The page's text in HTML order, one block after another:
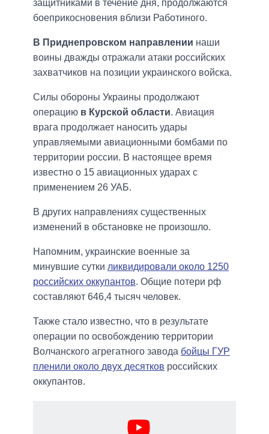
защитниками в течение дня, продолжаются
боеприкосновения вблизи Работиного.
В Приднепровском направлении наши
воины дважды отражали атаки российских
захватчиков на позиции украинского войска.
Силы обороны Украины продолжают
операцию в Курской области. Авиация
врага продолжает наносить удары
управляемыми авиационными бомбами по
территории россии. В настоящее время
известно о 15 авиационных ударах с
применением 26 УАБ.
В других направлениях существенных
изменений в обстановке не произошло.
Напомним, украинские военные за
минувшие сутки ликвидировали около 1250
российских оккупантов. Общие потери рф
составляют 646,4 тысяч человек.
Также стало известно, что в результате
операции по освобождению территории
Волчанского агрегатного завода бойцы ГУР
пленили около двух десятков российских
оккупантов.